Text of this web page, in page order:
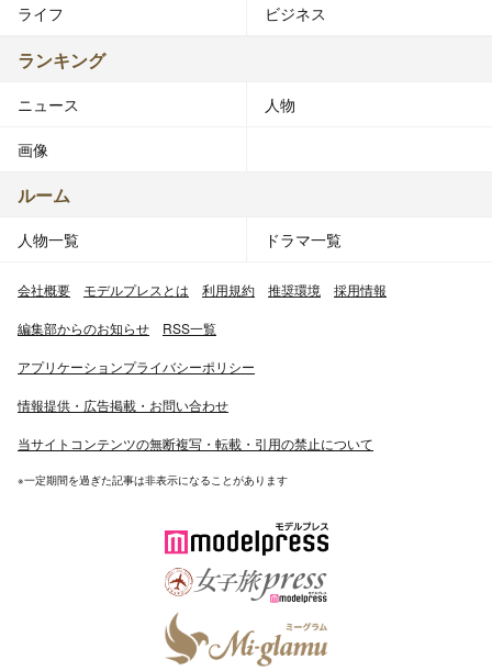
ライフ ビジネス
ランキング
ニュース 人物
画像
ルーム
人物一覧 ドラマ一覧
会社概要 モデルプレスとは 利用規約 推奨環境 採用情報
編集部からのお知らせ RSS一覧
アプリケーションプライバシーポリシー
情報提供・広告掲載・お問い合わせ
当サイトコンテンツの無断複写・転載・引用の禁止について
※一定期間を過ぎた記事は非表示になることがあります